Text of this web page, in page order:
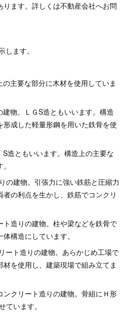
ます。詳しくは不動産会社へお問
ます。
の主要な部分に木材を使用していま
建物。ＬＧS造ともいいます。構造
成した軽量形鋼を用いた鉄骨を使
S造ともいいます。構造上の主要な
の建物。引張力に強い鉄筋と圧縮力
の利点を生かし、鉄筋でコンクリ
ト造りの建物。柱や梁などを鉄骨で
構造にしています。
ート造りの建物。あらかじめ工場で
を使用し、建築現場で組み立てま
ンクリート造りの建物。骨組にＨ形
ています。